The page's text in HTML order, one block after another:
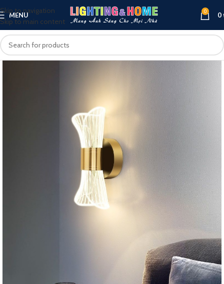
Skip to navigation
Skip to main content
MENU 0 0